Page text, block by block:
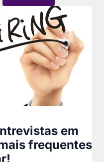
em
frequentes